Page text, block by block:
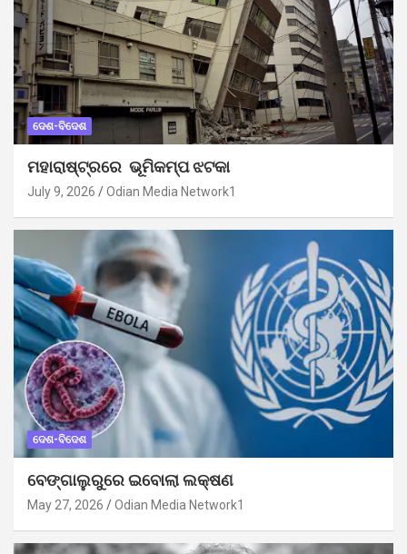
ଦେଶ-ବିଦେଶ
ମହାରାଷ୍ଟ୍ରରେ ଭୂମିକମ୍ପ ଝଟକା
July 9, 2026 Odian Media Network1
ଦେଶ-ବିଦେଶ
ବେଙ୍ଗାଲୁରୁରେ ଇବୋଲା ଲକ୍ଷଣ
May 27, 2026 Odian Media Network1